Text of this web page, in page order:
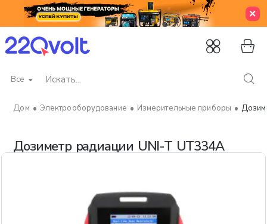
Все
Искать...
Дозиметр радиации UNI-T UT334A
Электрооборудование Измерительные приборы